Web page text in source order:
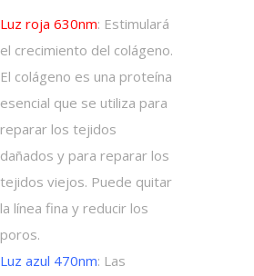
Luz roja 630nm: Estimulará
el crecimiento del colágeno.
El colágeno es una proteína
esencial que se utiliza para
reparar los tejidos
dañados y para reparar los
tejidos viejos. Puede quitar
la línea fina y reducir los
poros.
Luz azul 470nm: Las